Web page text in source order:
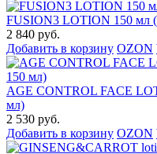
FUSION3 LOTION 150 мл
2 840 руб.
Добавить в корзину OZON
AGE CONTROL FACE
мл)
2 530 руб.
Добавить в корзину OZON